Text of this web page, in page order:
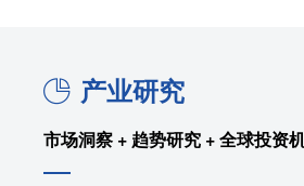
产业研究
市场洞察 + 趋势研究 + 全球投资